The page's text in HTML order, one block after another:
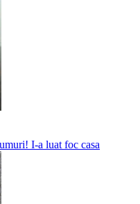
I-a luat foc casa